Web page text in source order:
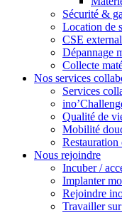
Sécurité &
Location de
CSE
Dépannage
Collecte
Nos services
Services
Qualité de
Mobilité
Restauration
Nous rejoindre
Incuber /
Implanter
Rejoindre
Travailler